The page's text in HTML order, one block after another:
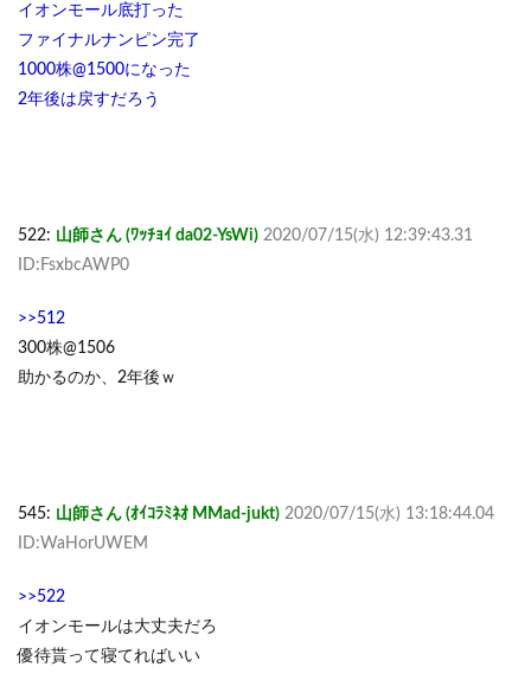
イオンモール底打った
ファイナルナンピン完了
1000株@1500になった
2年後は戻すだろう
522: 山師さん (ﾜｯﾁｮｲ da02-YsWi) 2020/07/15(水) 12:39:43.31
ID:FsxbcAWP0
>>512
300株@1506
助かるのか、2年後ｗ
545: 山師さん (ｵｲｺﾗﾐﾈｵ MMad-jukt) 2020/07/15(水) 13:18:44.04
ID:WaHorUWEM
>>522
イオンモールは大丈夫だろ
優待貰って寝てればいい